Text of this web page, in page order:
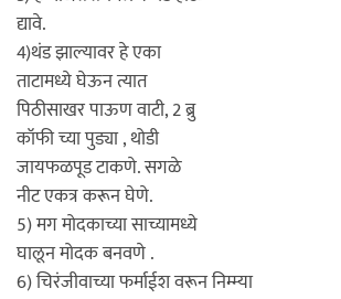
द्यावे.
4)थंड झाल्यावर हे एका
ताटामध्ये घेऊन त्यात
पिठीसाखर पाऊण वाटी, 2 ब्रु
कॉफी च्या पुड्या , थोडी
जायफळपूड टाकणे. सगळे
नीट एकत्र करून घेणे.
5) मग मोदकाच्या साच्यामध्ये
घालून मोदक बनवणे .
6) चिरंजीवाच्या फर्माईश वरून निम्म्या